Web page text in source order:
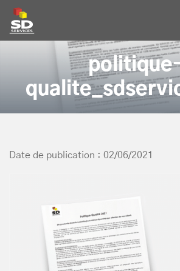
SD Services
Date de publication : 02/06/2021